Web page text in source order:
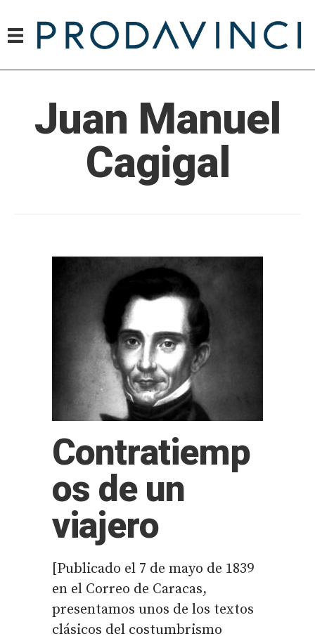
Juan Manuel
Cagigal
Contratiemp
os de un
viajero
[Publicado el 7 de mayo de 1839
en el Correo de Caracas,
presentamos unos de los textos
clásicos del costumbrismo